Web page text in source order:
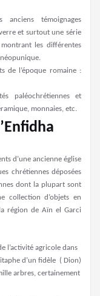
témoignages
et surtout une série
les différentes
de l’époque romaine :
paléochrétiennes et
monnaies, etc.
d’une ancienne église
chrétiennes déposées
dont la plupart sont
collection d’objets en
région de Aïn el Garci
l’activité agricole dans
d’un fidèle ( Dion)
arbres, certainement